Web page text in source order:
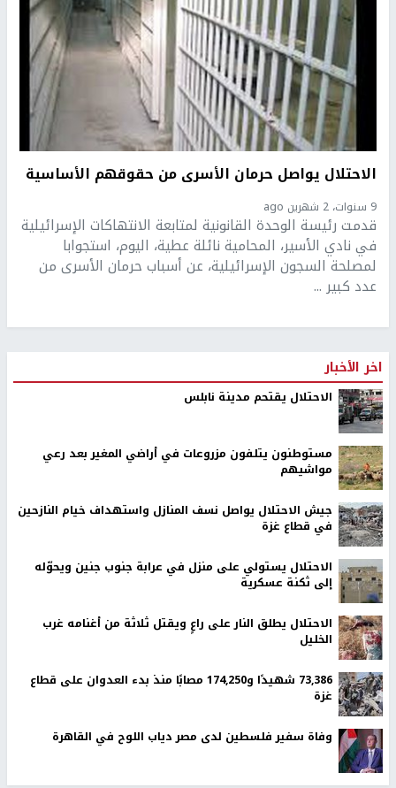
الاحتلال يواصل حرمان الأسرى من حقوقهم الأساسية
9 سنوات، 2 شهرين ago
قدمت رئيسة الوحدة القانونية لمتابعة الانتهاكات الإسرائيلية
في نادي الأسير، المحامية نائلة عطية، اليوم، استجوابا
لمصلحة السجون الإسرائيلية، عن أسباب حرمان الأسرى من
عدد كبير ...
اخر الأخبار
الاحتلال يقتحم مدينة نابلس
مستوطنون يتلفون مزروعات في أراضي المغير بعد رعي
مواشيهم
جيش الاحتلال يواصل نسف المنازل واستهداف خيام النازحين
في قطاع غزة
الاحتلال يستولي على منزل في عرابة جنوب جنين ويحوّله
إلى ثكنة عسكرية
الاحتلال يطلق النار على راعٍ ويقتل ثلاثة من أغنامه غرب
الخليل
73,386 شهيدًا و174,250 مصابًا منذ بدء العدوان على قطاع
غزة
وفاة سفير فلسطين لدى مصر دياب اللوح في القاهرة